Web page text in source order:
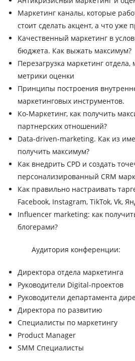
Маркетинг каналы, которые
стоит сделать акцент, а что уже
Качественный маркетинг в
бюджета. Как выжать максимум?
Перезагрузка маркетинг
метрики оценки
Принципы построения
маркетинговых инструментов.
Ко-Маркетинг, как получить
партнерских отношений?
Data-driven-marketing. Как из
получить максимум?
Как внедрить CPD и создать
персонализированный CRM
Как правильно настраивать
Facebook, Instagram, TikTok, Vk,
Influencer marketing: как
блогерами?
Аудитория конференции:
Директора отдела маркетинга
Руководители Digital-проектов
Руководители департамента
Директора по развитию
Специалисты по маркетингу
Product Manager
SMM Специалисты